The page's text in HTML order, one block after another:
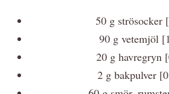
50 g strösocker
90 g vetemjöl
20 g havregryn
2 g bakpulver